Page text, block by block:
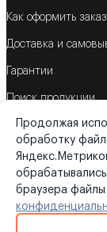
Как оформить заказ
Доставка и
Гарантии
Поиск продукции
Корзина
©2026
Продолжая
обработку
браузера файлы